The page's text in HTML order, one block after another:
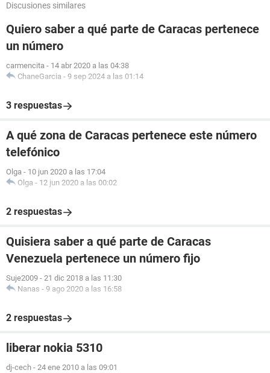
Discusiones similares
Quiero saber a qué parte de Caracas pertenece
un número
carmencita - 14 abr 2020 a las 04:38
ChaneGarcia - 9 sep 2024 a las 01:14
3 respuestas
A qué zona de Caracas pertenece este número
telefónico
Olga - 10 jun 2020 a las 17:04
Olga - 12 jun 2020 a las 00:02
2 respuestas
Quisiera saber a qué parte de Caracas
Venezuela pertenece un número fijo
Suje2009 - 21 dic 2018 a las 11:30
Nanas - 9 ago 2020 a las 16:58
2 respuestas
liberar nokia 5310
dj-cech - 24 ene 2010 a las 09:01